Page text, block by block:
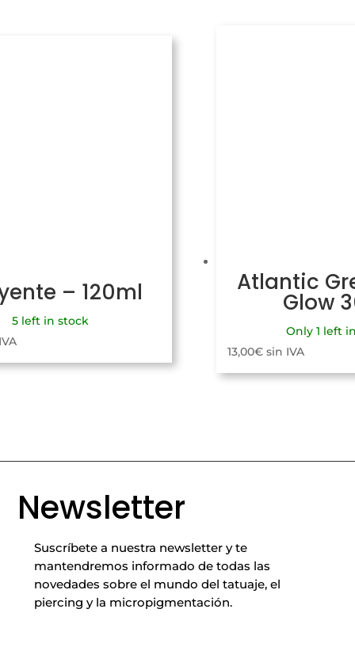
– 120ml
5 left in stock
Atlantic
Glow
Only 1 left
13,00€ sin IVA
Newsletter
Suscríbete a nuestra newsletter y te
mantendremos informado de todas las
novedades sobre el mundo del tatuaje, el
piercing y la micropigmentación.